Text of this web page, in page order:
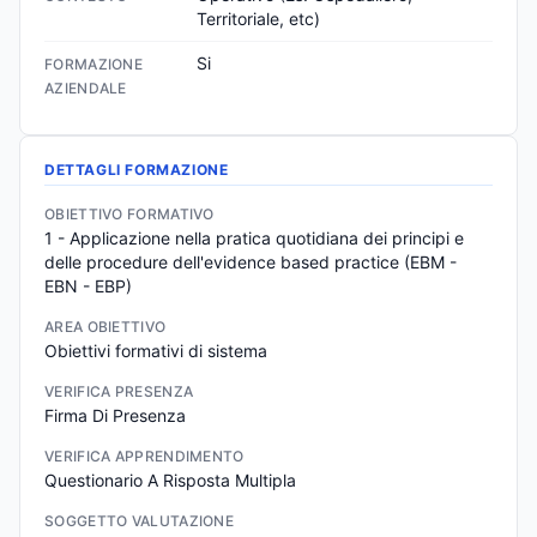
Territoriale, etc)
FORMAZIONE
AZIENDALE
Si
DETTAGLI FORMAZIONE
OBIETTIVO FORMATIVO
1 - Applicazione nella pratica quotidiana dei principi e
delle procedure dell'evidence based practice (EBM -
EBN - EBP)
AREA OBIETTIVO
Obiettivi formativi di sistema
VERIFICA PRESENZA
Firma Di Presenza
VERIFICA APPRENDIMENTO
Questionario A Risposta Multipla
SOGGETTO VALUTAZIONE